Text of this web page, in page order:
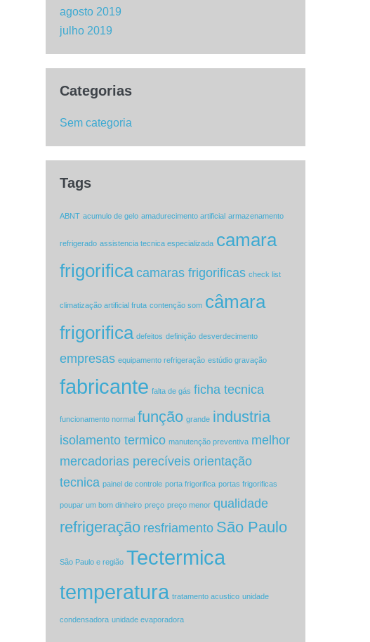
agosto 2019
julho 2019
Categorias
Sem categoria
Tags
ABNT acumulo de gelo amadurecimento artificial armazenamento
refrigerado assistencia tecnica especializada camara
frigorifica camaras frigorificas check list
climatização artificial fruta contenção som câmara
frigorifica defeitos definição desverdecimento
empresas equipamento refrigeração estúdio gravação
fabricante falta de gás ficha tecnica
funcionamento normal função grande industria
isolamento termico manutenção preventiva melhor
mercadorias perecíveis orientação
tecnica painel de controle porta frigorifica portas frigorificas
poupar um bom dinheiro preço preço menor qualidade
refrigeração resfriamento São Paulo
São Paulo e região Tectermica
temperatura tratamento acustico unidade
condensadora unidade evaporadora